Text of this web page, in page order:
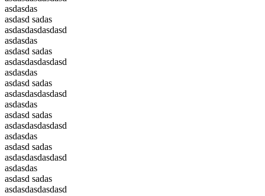
asdasdas
asdasd sadas
asdasdasdasdasd
asdasdas
asdasd sadas
asdasdasdasdasd
asdasdas
asdasd sadas
asdasdasdasdasd
asdasdas
asdasd sadas
asdasdasdasdasd
asdasdas
asdasd sadas
asdasdasdasdasd
asdasdas
asdasd sadas
asdasdasdasdasd